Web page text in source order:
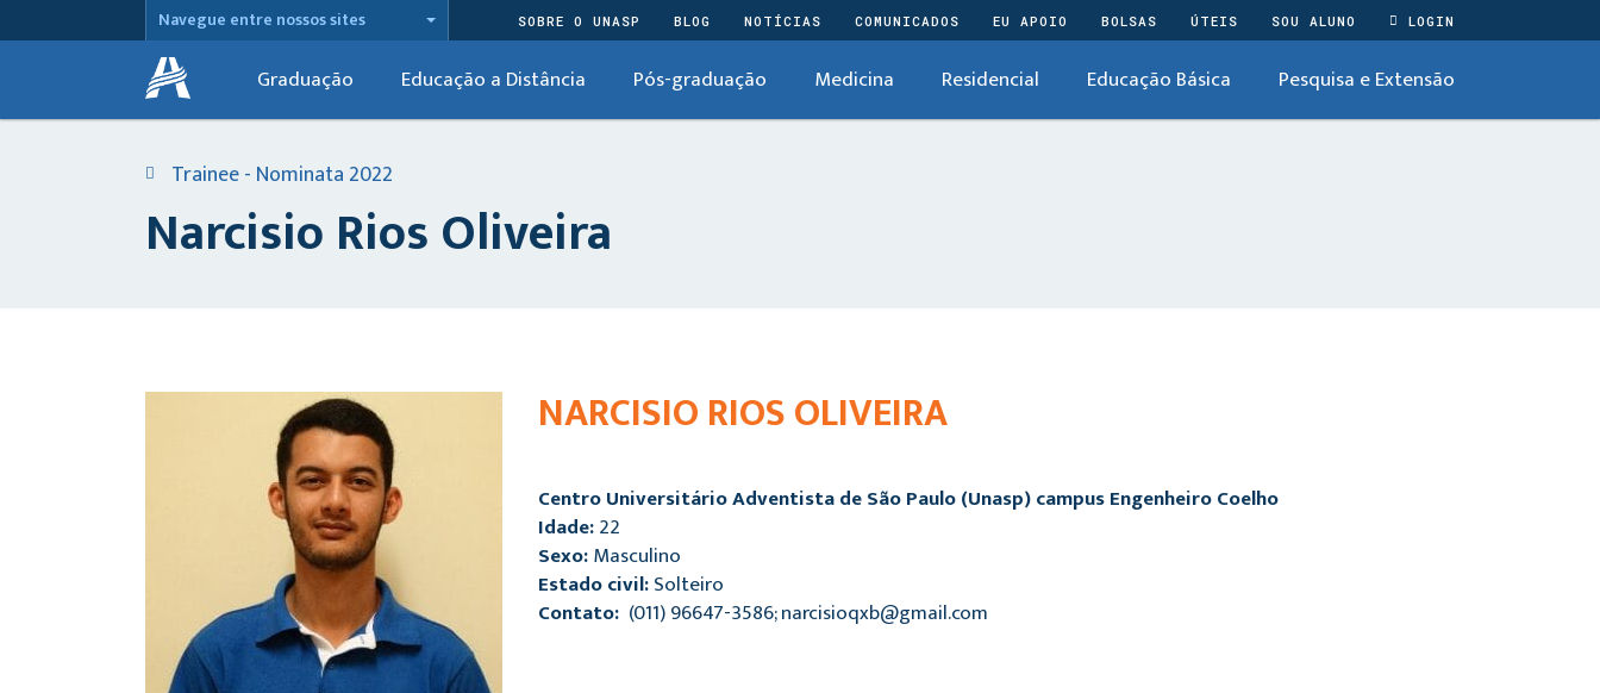
Navegue entre nossos sites SOBRE O UNASP BLOG NOTÍCIAS COMUNICADOS EU APOIO BOLSAS ÚTEIS SOU ALUNO LOGIN
Graduação Educação a Distância Pós-graduação Medicina Residencial Educação Básica Pesquisa e Extensão
Trainee - Nominata 2022
Narcisio Rios Oliveira
NARCISIO RIOS OLIVEIRA
Centro Universitário Adventista de São Paulo (Unasp) campus Engenheiro Coelho
Idade:22
Sexo:Masculino
Estado civil:Solteiro
Contato: (011) 96647-3586; narcisioqxb@gmail.com